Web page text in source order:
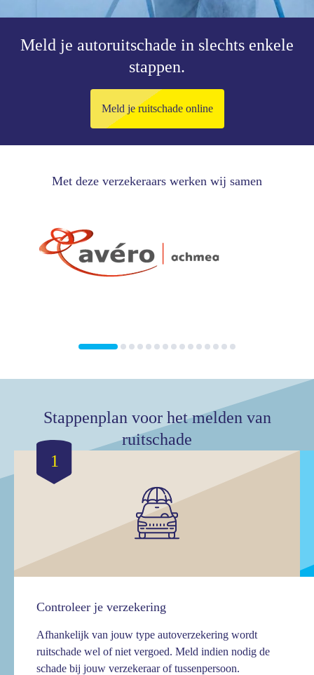
Meld je autoruitschade in slechts enkele
stappen.
Meld je ruitschade online
Met deze verzekeraars werken wij samen
Stappenplan voor het melden van
ruitschade
1
Controleer je verzekering
Afhankelijk van jouw type autoverzekering wordt
ruitschade wel of niet vergoed. Meld indien nodig de
schade bij jouw verzekeraar of tussenpersoon.